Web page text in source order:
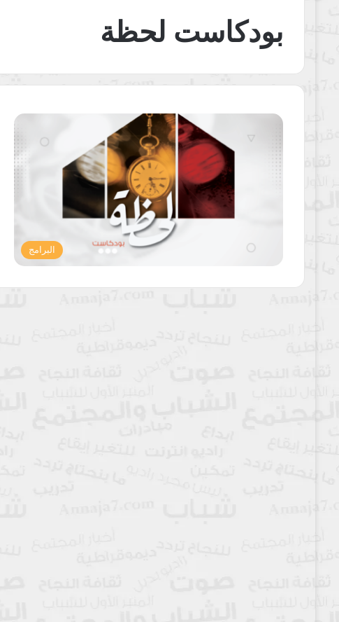
بودكاست لحظة
البرامج